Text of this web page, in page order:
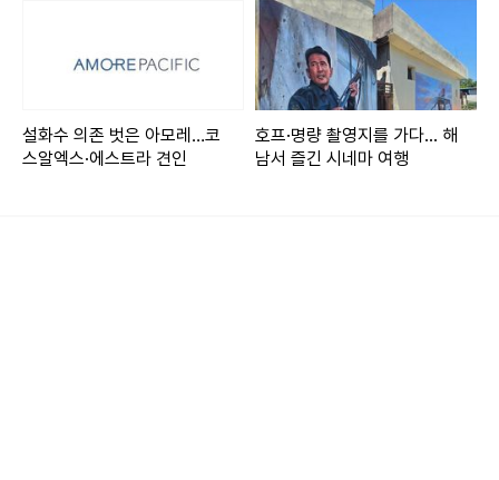
설화수 의존 벗은 아모레…코
스알엑스·에스트라 견인
호프·명량 촬영지를 가다... 해
남서 즐긴 시네마 여행